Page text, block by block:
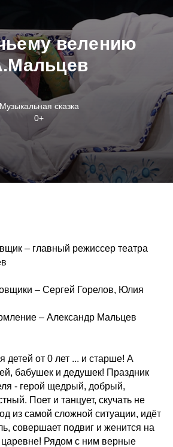
велению
Музыкальная сказка
0+
– главный режиссер театра
– Сергей Горелов, Юлия
– Александр Мальцев
детей от 0 лет ... и старше! А
бабушек и дедушек! Праздник
- герой щедрый, добрый,
Поет и танцует, скучать не
из самой сложной ситуации, идёт
совершает подвиг и женится на
Рядом с ним верные